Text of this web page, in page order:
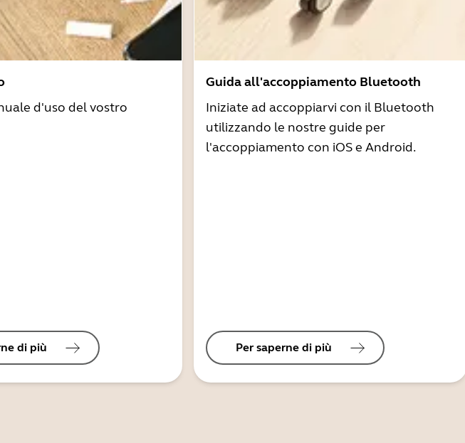
d'uso del vostro
di più
Guida all'accoppiamento Bluetooth
Iniziate ad accoppiarvi con il Bluetooth
utilizzando le nostre guide per
l'accoppiamento con iOS e Android.
Per saperne di più